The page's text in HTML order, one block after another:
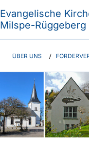
Evangelische
Milspe-Rüggeberg
ÜBER UNS /